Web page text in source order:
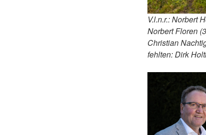
V.l.n.r.: Norbert
Norbert Floren
Christian
fehlten: Dirk